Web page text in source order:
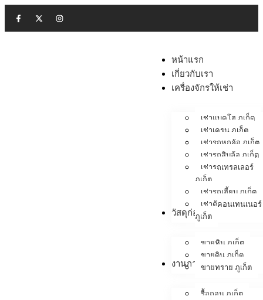
หน้าแรก
เกี่ยวกับเรา
เครื่องจักรให้เช่า
เช่าแบคโฮ ภูเก็ต
เช่าเครน ภูเก็ต
เช่ารถหกล้อ ภูเก็ต
เช่ารถสิบล้อ ภูเก็ต
เช่ารถเทรลเลอร์
ภูเก็ต
เช่ารถเฮี้ยบ ภูเก็ต
เช่าตู้คอนเทนเนอร์
ภูเก็ต
วัสดุก่อสร้าง
ขายหิน ภูเก็ต
ขายดิน ภูเก็ต
ขายทราย ภูเก็ต
งานภาคสนาม
รื้อถอน ภูเก็ต